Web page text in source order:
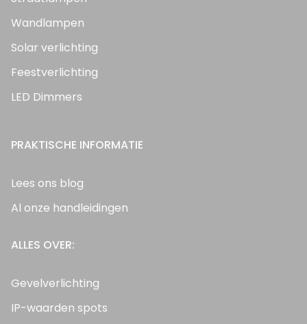
Wandlampen
Solar verlichting
Feestverlichting
LED Dimmers
PRAKTISCHE INFORMATIE
Lees ons blog
Al onze handleidingen
ALLES OVER:
Gevelverlichting
IP-waarden spots